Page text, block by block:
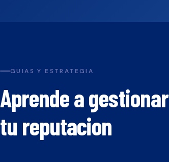
GUIAS Y ESTRATEGIA
Aprende a gestionar
tu reputacion